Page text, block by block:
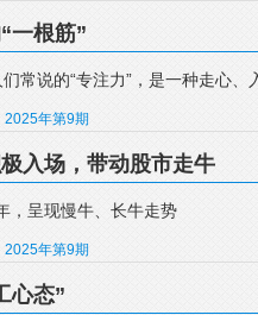
一根筋”
常说的“专注力”，是一种走心
2025年第9期
入场，带动股市走牛
，呈现慢牛、长牛走势
2025年第9期
心态”